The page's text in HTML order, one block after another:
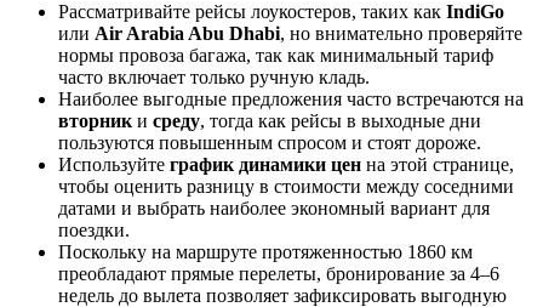
Рассматривайте рейсы лоукостеров, таких как IndiGo
или Air Arabia Abu Dhabi, но внимательно проверяйте
нормы провоза багажа, так как минимальный тариф
часто включает только ручную кладь.
Наиболее выгодные предложения часто встречаются на
вторник и среду, тогда как рейсы в выходные дни
пользуются повышенным спросом и стоят дороже.
Используйте график динамики цен на этой странице,
чтобы оценить разницу в стоимости между соседними
датами и выбрать наиболее экономный вариант для
поездки.
Поскольку на маршруте протяженностью 1860 км
преобладают прямые перелеты, бронирование за 4–6
недель до вылета позволяет зафиксировать выгодную